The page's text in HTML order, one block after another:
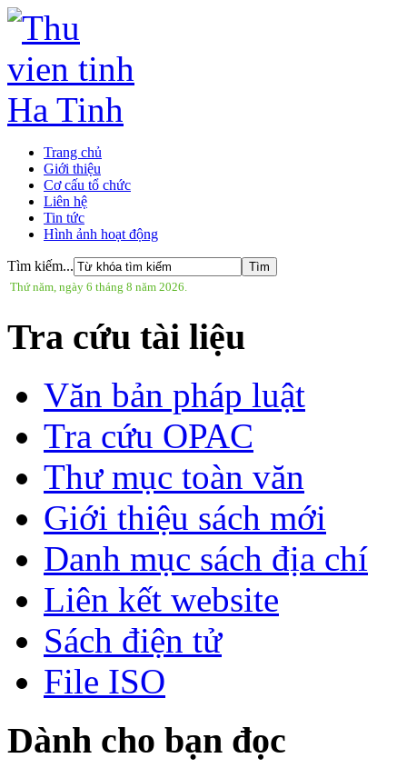
Trang chủ
Giới thiệu
Cơ cấu tổ chức
Liên hệ
Tin tức
Hình ảnh hoạt động
Tìm kiếm...
Thứ năm, ngày 6 tháng 8 năm 2026.
Tra cứu tài liệu
Văn bản pháp luật
Tra cứu OPAC
Thư mục toàn văn
Giới thiệu sách mới
Danh mục sách địa chí
Liên kết website
Sách điện tử
File ISO
Dành cho bạn đọc